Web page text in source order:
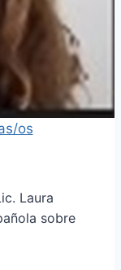
os
Laura
sobre